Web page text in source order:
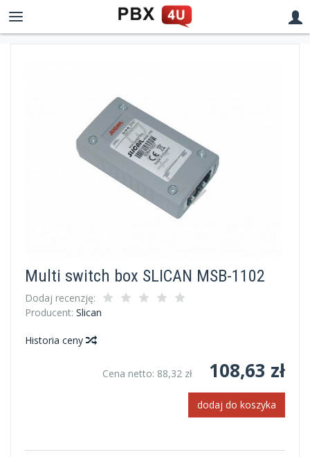
Multi switch box SLICAN MSB-1102
Dodaj recenzję:
Producent: Slican
Historia ceny
Cena netto: 88,32 zł 108,63 zł
dodaj do koszyka